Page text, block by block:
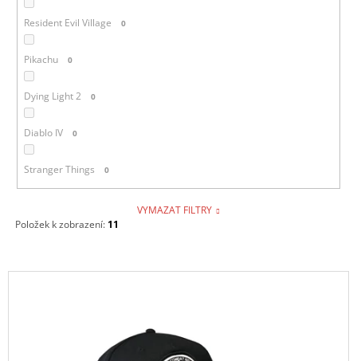
Resident Evil Village 0
Pikachu 0
Dying Light 2 0
Diablo IV 0
Stranger Things 0
VYMAZAT FILTRY
Položek k zobrazení: 11
V